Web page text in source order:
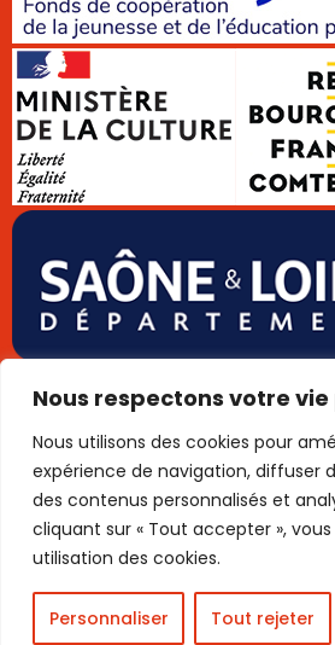
Nous respectons votre
Nous utilisons des cookies pour
expérience de navigation, diffuser
des contenus personnalisés et
cliquant sur « Tout accepter »,
utilisation des cookies.
Personnaliser Tout rejeter
Données personnelles Cookies
Plan de sitePubligo 2025